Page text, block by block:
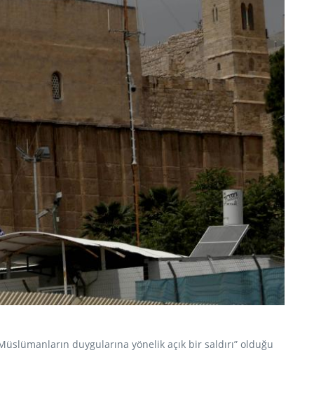
duygularına yönelik açık bir saldırı” olduğu